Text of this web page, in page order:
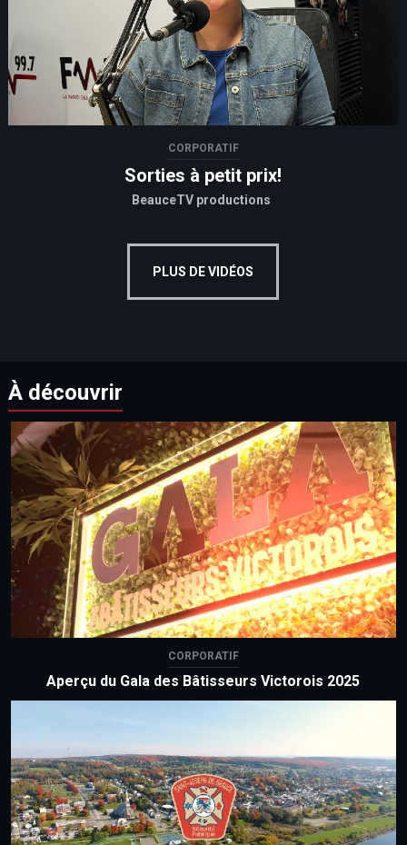
CORPORATIF
Sorties à petit prix!
BeauceTV productions
PLUS DE VIDÉOS
À découvrir
CORPORATIF
Aperçu du Gala des Bâtisseurs Victorois 2025